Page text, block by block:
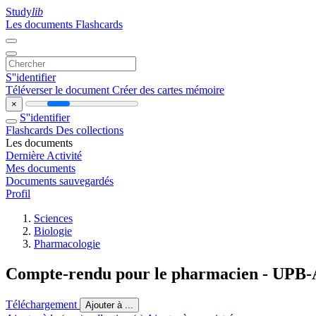
Studylib
Les documents Flashcards
S''identifier
Téléverser le document Créer des cartes mémoire
×
S''identifier
Flashcards Des collections
Les documents
Dernière Activité
Mes documents
Documents sauvegardés
Profil
Sciences
Biologie
Pharmacologie
Compte-rendu pour le pharmacien - UPB-
Téléchargement Ajouter à ...